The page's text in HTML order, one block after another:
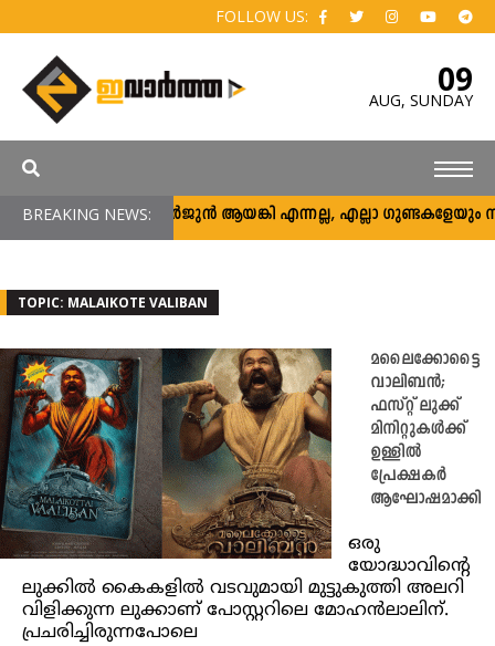
FOLLOW US:
09
AUG, SUNDAY
BREAKING NEWS:അര്‍ജുന്‍ ആയങ്കി എന്നല്ല, എല്ലാ ഗുണ്ടകളേയും
TOPIC: MALAIKOTE VALIBAN
മലൈക്കോട്ടൈ
വാലിബൻ;
ഫസ്റ്റ് ലുക്ക്
മിനിറ്റുകൾക്ക്
ഉള്ളിൽ
പ്രേക്ഷകർ
ആഘോഷമാക്കി
ഒരു
യോദ്ധാവിന്‍റെ
ലുക്കില്‍ കൈകളില്‍ വടവുമായി മുട്ടുകുത്തി അലറി
വിളിക്കുന്ന ലുക്കാണ് പോസ്റ്ററിലെ മോഹൻലാലിന്.
പ്രചരിച്ചിരുന്നപോലെ